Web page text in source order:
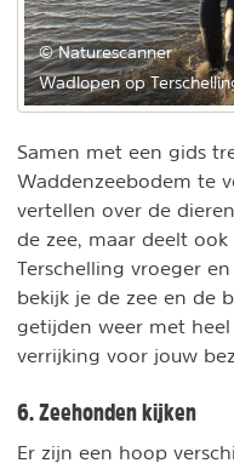
© Naturescanner
Wadlopen op
Samen met een gids
Waddenzeebodem te
vertellen over de
de zee, maar deelt
Terschelling vroeger
bekijk je de zee en de
getijden weer met
verrijking voor jouw
6. Zeehonden kijken
Er zijn een hoop